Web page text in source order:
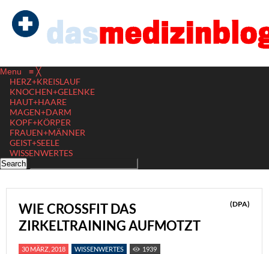
Menu ≡ ╳
HERZ+KREISLAUF
KNOCHEN+GELENKE
HAUT+HAARE
MAGEN+DARM
KOPF+KÖRPER
FRAUEN+MÄNNER
GEIST+SEELE
WISSENWERTES
WIE CROSSFIT DAS
ZIRKELTRAINING AUFMOTZT
(DPA)
30 MÄRZ, 2018 WISSENWERTES 1939